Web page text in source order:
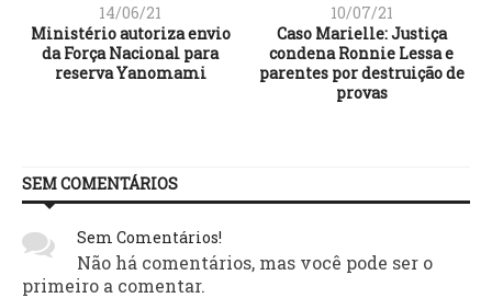
14/06/21
Ministério autoriza envio
da Força Nacional para
reserva Yanomami
10/07/21
Caso Marielle: Justiça
condena Ronnie Lessa e
parentes por destruição de
provas
SEM COMENTÁRIOS
Sem Comentários!
Não há comentários, mas você pode ser o
primeiro a comentar.